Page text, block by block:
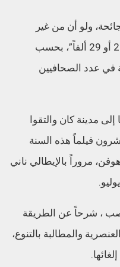
ولو أن من غير
المتوقع أن يصل عدد الحضور خلاله 40 ألفاً كما في العام 2019، بل “ما يقرب من 28 أو 29 ألفاً”، بحسب
الذي لاحظ تراجعاً بنسبة 30 إلى 35 في المئة في عدد الصحافيين
مدينة كان والتقوا
فيلماً هذه السنة
مروراً بالإيطالي ناني
، شرحاً عن الطريقة
والمطالبة بالتنوع،